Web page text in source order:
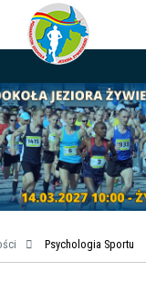
Psychologia Sportu